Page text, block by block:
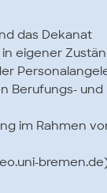
das Dekanat
eigener
Berufungs- und
im Rahmen